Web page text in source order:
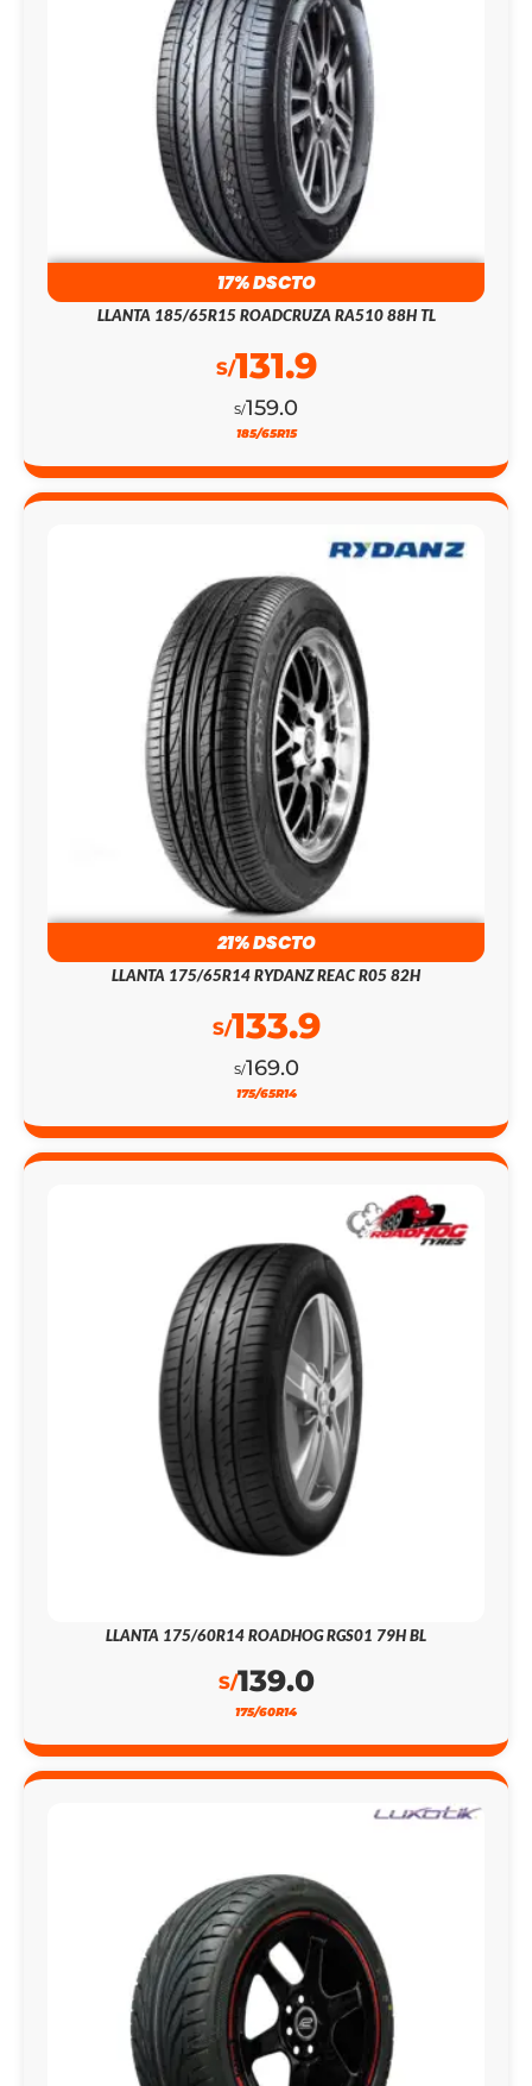
17% DSCTO
LLANTA 185/65R15 ROADCRUZA RA510 88H TL
S/159.0
S/131.9
185/65R15
21% DSCTO
LLANTA 175/65R14 RYDANZ REAC R05 82H
S/169.0
S/133.9
175/65R14
LLANTA 175/60R14 ROADHOG RGS01 79H BL
S/139.0
175/60R14